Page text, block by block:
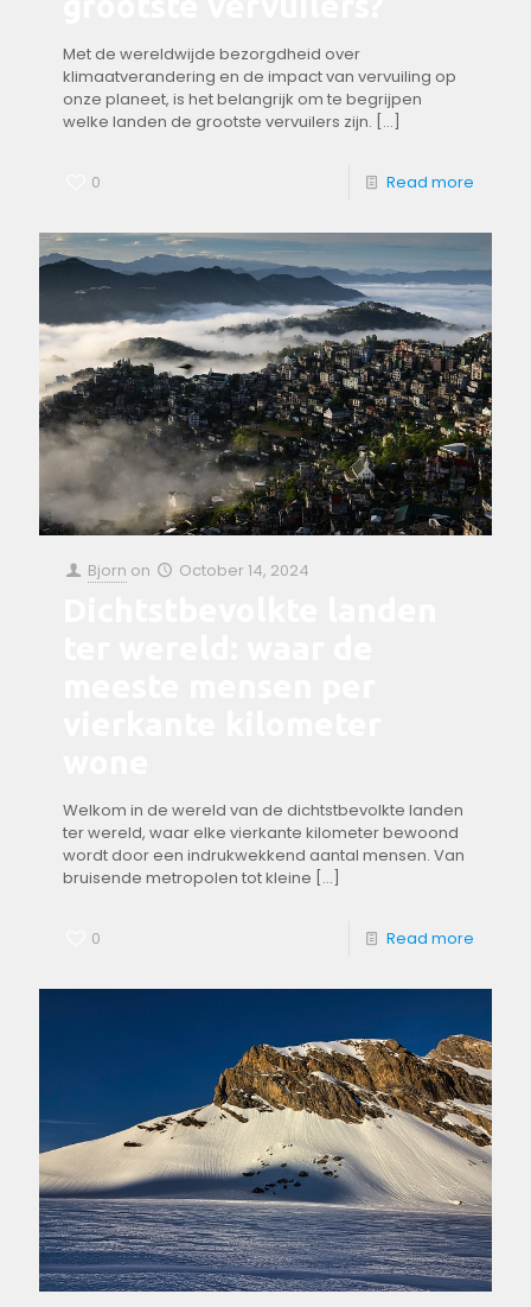
Met de wereldwijde bezorgdheid over
klimaatverandering en de impact van vervuiling op
onze planeet,‍ is het belangrijk om te begrijpen
welke landen de grootste vervuilers zijn. […]
0 Read more
Bjorn on October 14, 2024
Welkom in de wereld ​van ‍de dichtstbevolkte⁤ landen
⁤ter ‌wereld, waar elke vierkante kilometer ⁢bewoond
wordt door ⁣een ⁢indrukwekkend ⁢aantal mensen. Van
bruisende metropolen tot kleine […]
0 Read more